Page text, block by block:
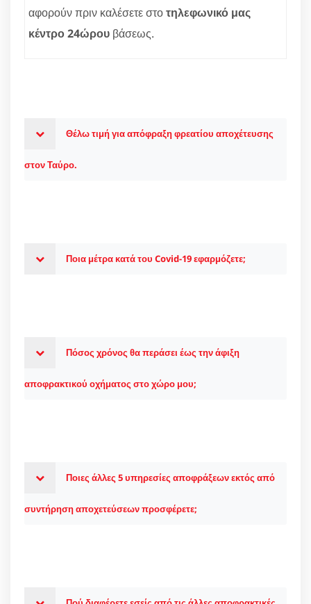
αφορούν πριν καλέσετε στοτηλεφωνικό μας
κέντρο 24ώρου βάσεως.
Θέλω τιμή για απόφραξη φρεατίου αποχέτευσης
στον Ταύρο.
Ποια μέτρα κατά του Covid-19 εφαρμόζετε;
Πόσος χρόνος θα περάσει έως την άφιξη
αποφρακτικού οχήματος στο χώρο μου;
Ποιες άλλες 5 υπηρεσίες αποφράξεων εκτός από
συντήρηση αποχετεύσεων προσφέρετε;